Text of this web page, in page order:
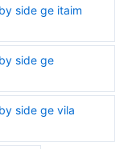
side ge itaim
side ge
side ge vila